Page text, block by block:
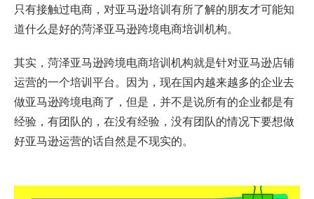
只有接触过电商，对亚马逊培训有所了解的朋友才可能知
道什么是好的菏泽亚马逊跨境电商培训机构。
其实，菏泽亚马逊跨境电商培训机构就是针对亚马逊店铺
运营的一个培训平台。因为，现在国内越来越多的企业去
做亚马逊跨境电商了，但是，并不是说所有的企业都是有
经验，有团队的，在没有经验，没有团队的情况下要想做
好亚马逊运营的话自然是不现实的。